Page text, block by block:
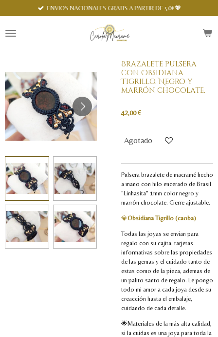
al
principal
ENVIOS NACIONALES GRATIS A PARTIR DE 50€💖
Brazalete pulsera
con Obsidiana
Tigrillo. Negro y
marrón chocolate.
42,00 €
Agotado
Pulsera brazalete de macramé hecho
a mano con hilo encerado de Brasil
"Linhasita" 1mm color negro y
marrón chocolate. Cierre ajustable.
💎Obsidiana Tigrillo (caoba)
Todas las joyas se envian para
regalo con su cajita, tarjetas
informativas sobre las propiedades
de las gemas y el cuidado tanto de
estas como de la pieza, ademas de
un palito santo de regalo. Le pongo
todo mi amor a cada joya desde su
creacción hasta el embalaje,
cuidando de cada detalle.
🌟Materiales de la más alta calidad,
si la cuidas es una joya para toda la
Spanish